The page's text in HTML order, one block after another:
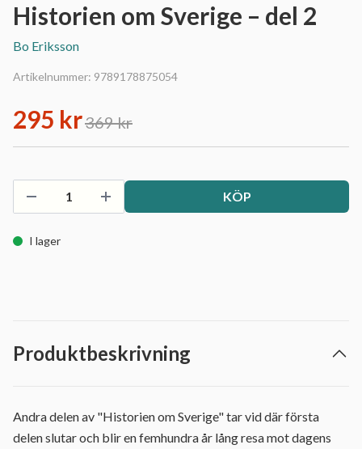
Historien om Sverige – del 2
Bo Eriksson
Artikelnummer: 9789178875054
295 kr369 kr
KÖP
I lager
Produktbeskrivning
Andra delen av "Historien om Sverige" tar vid där första
delen slutar och blir en femhundra år lång resa mot dagens